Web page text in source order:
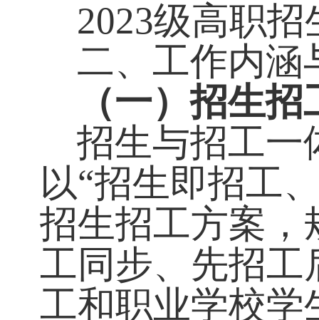
一、申报条
2023级高职
二、工作内
（一）招生
招生与招工一
以“招生即招工
招生招工方案